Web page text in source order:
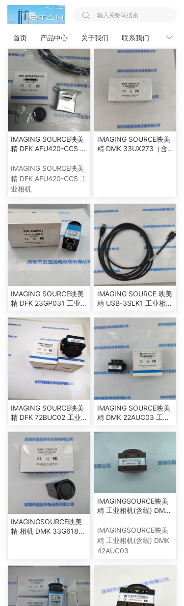
首页 产品中心 关于我们 联系我们 新闻资
您的位置： 首页 >> IMAGING SOURCE映美精
IMAGING SOURCE映美
精 DFK AFU420-CCS 工
IMAGING SOURCE映美
精 DFK AFU420-CCS 工
业相机
IMAGING SOURCE映美
精 DMK 33UX273（含
IMAGING SOURCE映美
精 DFK 23GP031 工业
IMAGING SOURCE 映美
精 USB-3SLK1 工业相机
IMAGING SOURCE映美
精 DFK 72BUC02 工业
IMAGING SOURCE映美
精 DMK 22AUC03 工业
IMAGINGSOURCE映美
精 相机 DMK 33G618
IMAGINGSOURCE映美
精 工业相机(含线) DMK
IMAGINGSOURCE映美
精 工业相机(含线) DMK
42AUC03